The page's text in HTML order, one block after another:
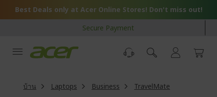
Best Deals only at Acer Online Stores! Don't miss out!
Secure Payment
บ้าน Laptops Business TravelMate